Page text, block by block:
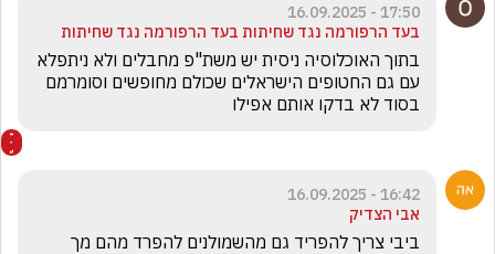
17:50 - 16.09.2025
בעד הרפורמה נגד שחיתות בעד הרפורמה נגד שחיתות
בסוד לא בדקו אותם אפילו
16:42 - 16.09.2025
אבי הצדיק